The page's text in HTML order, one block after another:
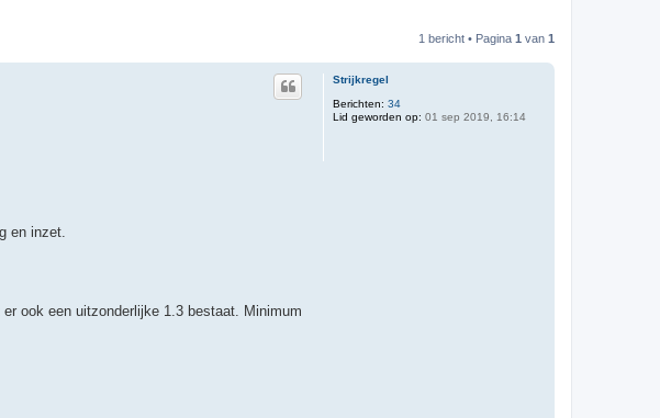
1 bericht • Pagina 1 van 1
Strijkregel
Berichten: 34
Lid geworden op: 01 sep 2019, 16:14
en inzet.
ook een uitzonderlijke 1.3 bestaat. Minimum